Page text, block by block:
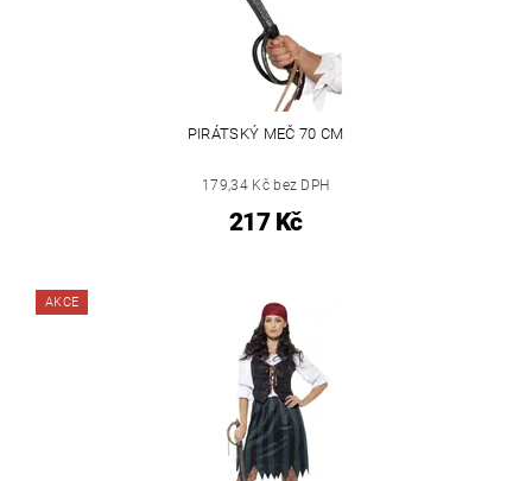
PIRÁTSKÝ MEČ 70 CM
179,34 Kč bez DPH
217 Kč
AKCE